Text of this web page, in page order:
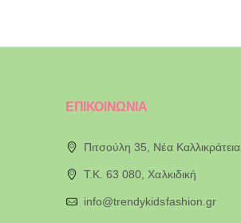
ΕΠΙΚΟΙΝΩΝΙΑ
Πιτσούλη 35, Νέα Καλλικράτεια
T.K. 63 080, Χαλκιδική
info@trendykidsfashion.gr